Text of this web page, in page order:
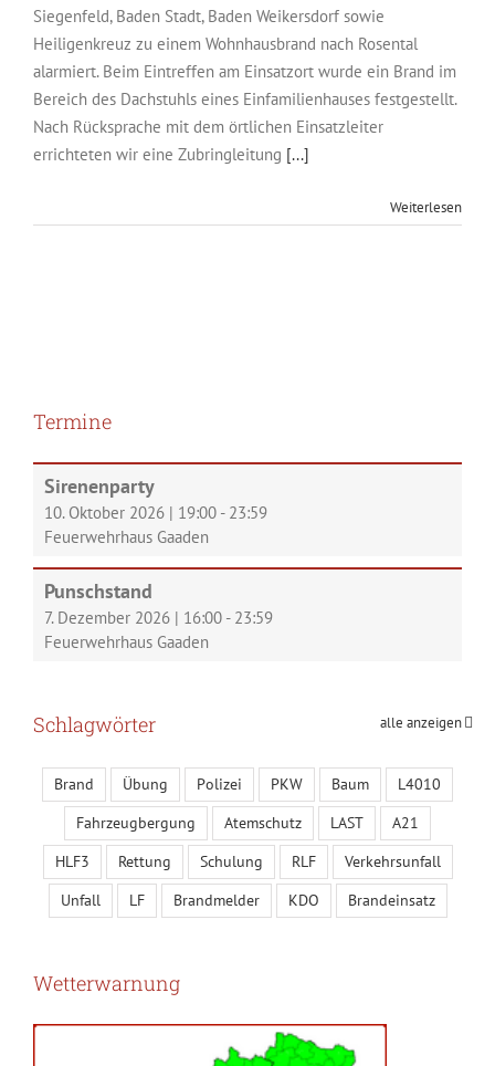
Siegenfeld, Baden Stadt, Baden Weikersdorf sowie
Heiligenkreuz zu einem Wohnhausbrand nach Rosental
alarmiert. Beim Eintreffen am Einsatzort wurde ein Brand im
Bereich des Dachstuhls eines Einfamilienhauses festgestellt.
Nach Rücksprache mit dem örtlichen Einsatzleiter
errichteten wir eine Zubringleitung [...]
Weiterlesen
Termine
Sirenenparty
10. Oktober 2026 | 19:00 - 23:59
Feuerwehrhaus Gaaden
Punschstand
7. Dezember 2026 | 16:00 - 23:59
Feuerwehrhaus Gaaden
alle anzeigen
Schlagwörter
Brand Übung Polizei PKW Baum
L4010
Fahrzeugbergung
Atemschutz LAST
A21
HLF3
Rettung Schulung RLF
Verkehrsunfall
Unfall
LF Brandmelder KDO Brandeinsatz
Wetterwarnung